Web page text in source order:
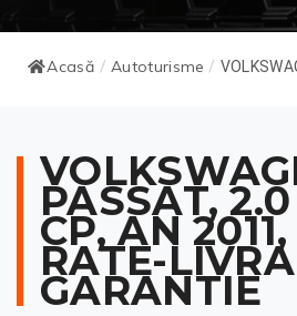
Acasă / Autoturisme /
PASSAT,
CP, AN
RATE-
GARANTIE